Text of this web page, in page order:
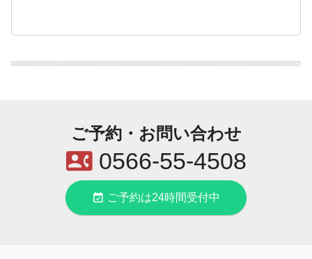
ご予約・お問い合わせ
contact_phone0566-55-4508
event_available ご予約は24時間受付中